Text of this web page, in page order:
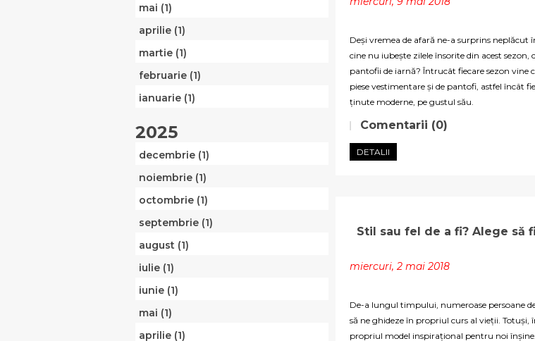
mai (1)
aprilie (1)
martie (1)
februarie (1)
ianuarie (1)
2025
decembrie (1)
noiembrie (1)
octombrie (1)
septembrie (1)
august (1)
iulie (1)
iunie (1)
mai (1)
aprilie (1)
Deși vremea de afară ne-a surprins
cine nu iubește zilele însorite din acest
pantofii de iarnă? Întrucât fiecare sezon vine
piese vestimentare și de pantofi, astfel încât
ținute moderne, pe gustul său.
Comentarii (0)
DETALII
Stil sau fel de a fi? Alege să
miercuri, 2 mai 2018
De-a lungul timpului, numeroase persoane
să ne ghideze în propriul curs al vieții.
propriul model inspirațional pentru noi